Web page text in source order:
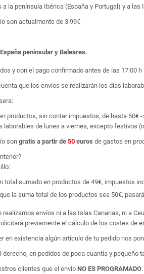
a la península Ibérica (España y Portugal) y a las
son actualmente de 3.99€
peninsular y Baleares.
y con el pago confirmado antes de las 17:00
que los envíos se realizarán los días
productos, sin contar impuestos, de hasta 50€ -
laborables de lunes a viernes, excepto festivos
son gratis a partir de 50 euros de gastos en
total sumado en productos de 49€, impuestos
la suma total de los productos sea 50€,
realizamos envíos ni a las Islas Canarias, ni a
previamente el cálculo de los costes de
en existencia algún artículo de tu pedido nos
derecho, en pedidos de poca cuantía y
clientes que el envio NO ES PROGRAMADO.